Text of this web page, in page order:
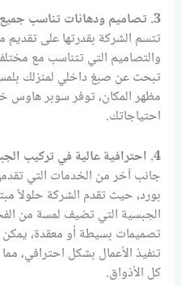
3. تصاميم ودهانات تناسب جميع الأذواق
تتسم الشركة بقدرتها على
والتصاميم التي تتناسب مع
تبحث عن صبغ داخلي لمنزلك
مظهر المكان، توفر سوبر هاوس
احتياجاتك.
4. احترافية عالية في تركيب الجبس بورد
جانب آخر من الخدمات التي
بورد، حيث تقدم الشركة حلولاً
الجبسية التي تضيف لمسة من
تصميمات بسيطة أو معقدة،
تنفيذ الأعمال بشكل احترافي،
كل الأذواق.